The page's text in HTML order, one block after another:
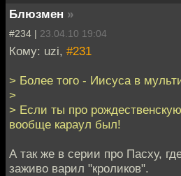
Блюзмен »
#234 | 23.04.10 19:04
Кому: uzi, #231
> Более того - Иисуса в
>
> Если ты про
вообще караул был!
А так же в серии про Пасху,
заживо варил "кроликов".